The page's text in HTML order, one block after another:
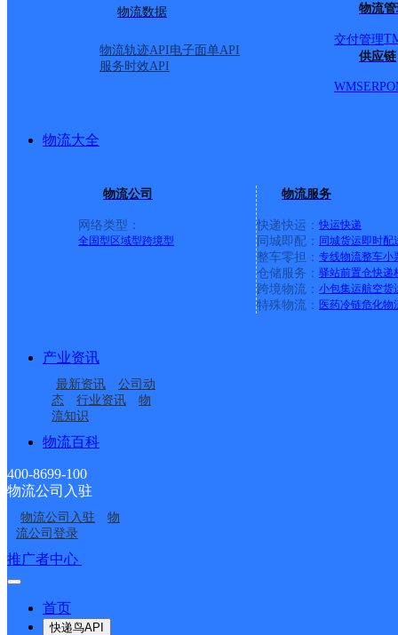
物流数据
物流轨迹API电子面单API
服务时效API
物流
交付管理
供应链
WMSERP
物流大全
物流公司
网络类型：
全国型 区域型跨境型
物流服务
快递快运： 快运快递
同城即配： 同城货运即时配
整车零担： 专线物流整车小
仓储服务： 驿站前置仓快递
跨境物流： 小包集运航空货
特殊物流： 医药冷链危化物
产业资讯
最新资讯
公司动
态
行业资讯
物
流知识
物流百科
400-8699-100
物流公司入驻
物流公司入驻
物
流公司登录
推广者中心
首页
快递鸟API
中国邮政集团有限公司新疆维吾尔自治区叶城县
酒泉肃州区酒嘉国际物
流园区营业部
酒泉肃州区飞翔路营业
部
东关邮政所
西关邮政所
黄泥堡邮政所
上坝邮政所
接口API
API接口 DEMO下载